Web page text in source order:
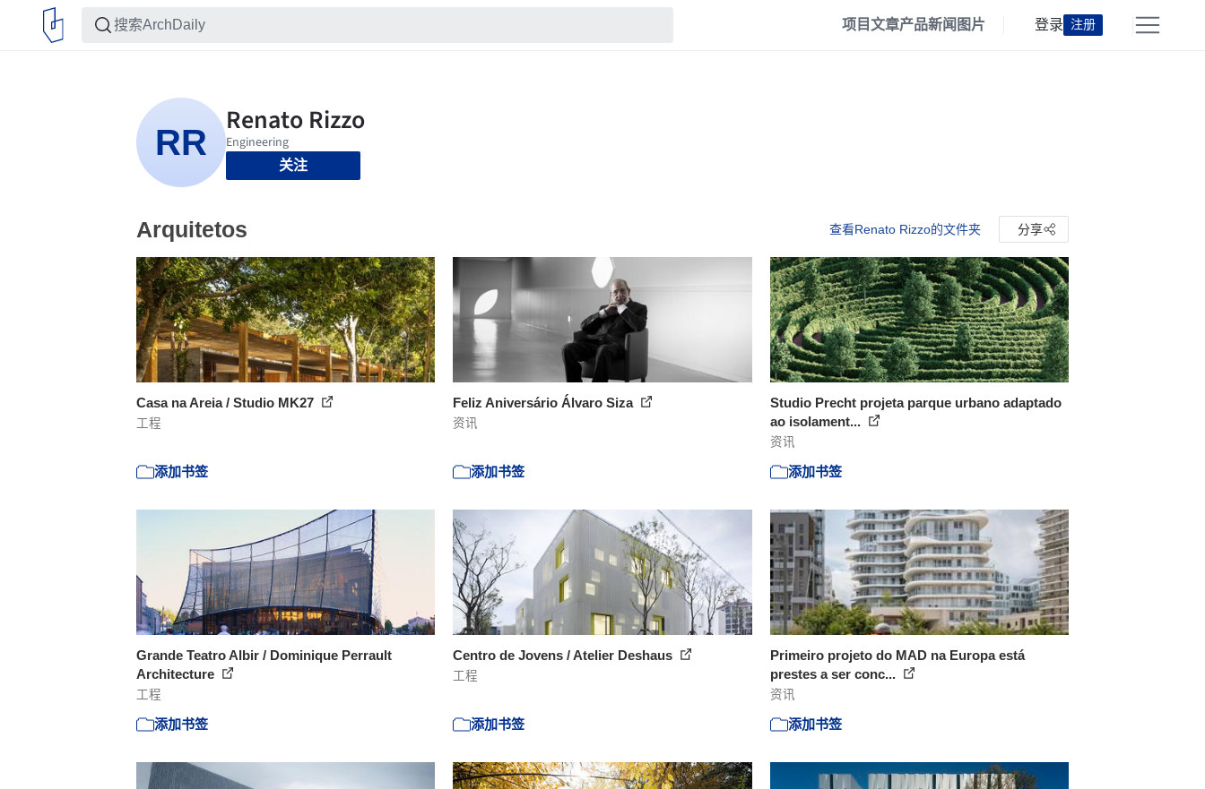
项目文章产品新闻 图片 登录 注册
关注
Arquitetos 查看Renato Rizzo的文件夹 分享
Casa na Areia / Studio MK27
工程
添加书签
Feliz Aniversário Álvaro Siza
资讯
添加书签
Studio Precht projeta parque urbano adaptado
ao isolament...
资讯
添加书签
Grande Teatro Albir / Dominique Perrault
Architecture
工程
添加书签
Centro de Jovens / Atelier Deshaus
工程
添加书签
Primeiro projeto do MAD na Europa está
prestes a ser conc...
资讯
添加书签